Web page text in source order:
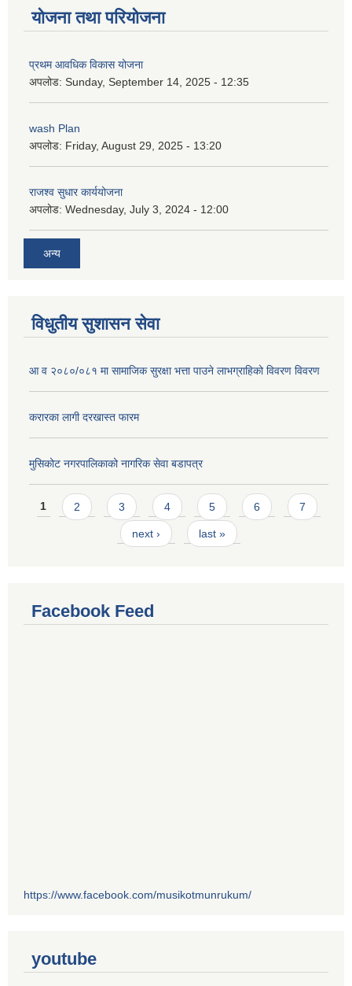
योजना तथा परियोजना
प्रथम आवधिक विकास योजना
अपलोड: Sunday, September 14, 2025 - 12:35
wash Plan
अपलोड: Friday, August 29, 2025 - 13:20
राजश्व सुधार कार्ययोजना
अपलोड: Wednesday, July 3, 2024 - 12:00
अन्य
विधुतीय सुशासन सेवा
आ व २०८०/०८१ मा सामाजिक सुरक्षा भत्ता पाउने लाभग्राहिको विवरण विवरण
करारका लागी दरखास्त फारम
मुसिकोट नगरपालिकाको नागरिक सेवा बडापत्र
Pages
1 2 3 4 5 6 7
next › last »
Facebook Feed
https://www.facebook.com/musikotmunrukum/
youtube